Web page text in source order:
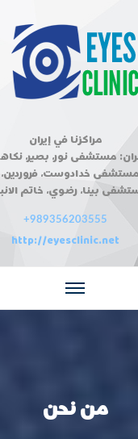
مراكزنا في إيران
مستشفى نور، بصير،
مستشفى خدادوست،
بينا، رضوي، خاتم
+989356203555
http://eyesclinic.net
من نحن